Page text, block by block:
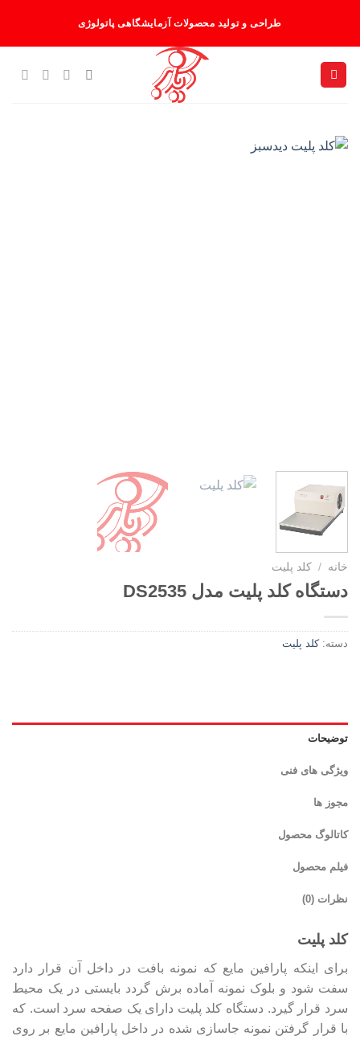
content
طراحی و تولید محصولات آزمایشگاهی پاتولوژی
خانه / کلد پلیت
دستگاه کلد پلیت مدل DS2535
دسته:کلد پلیت
توضیحات
ویژگی های فنی
مجوز ها
کاتالوگ محصول
فیلم محصول
نظرات (0)
کلد پلیت
برای اینکه پارافین مایع که نمونه بافت در داخل آن قرار دارد
سفت شود و بلوک نمونه آماده برش گردد بایستی در یک محیط
سرد قرار گیرد. دستگاه کلد پلیت دارای یک صفحه سرد است. که
با قرار گرفتن نمونه جاسازی شده در داخل پارافین مایع بر روی